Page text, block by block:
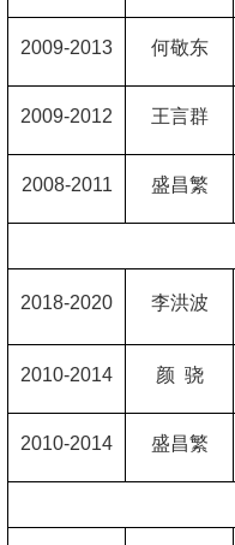
2009-2013 何敬东
2009-2012 王言群
2008-2011 盛昌繁
2018-2020 李洪波
2010-2014 颜 骁
2010-2014 盛昌繁